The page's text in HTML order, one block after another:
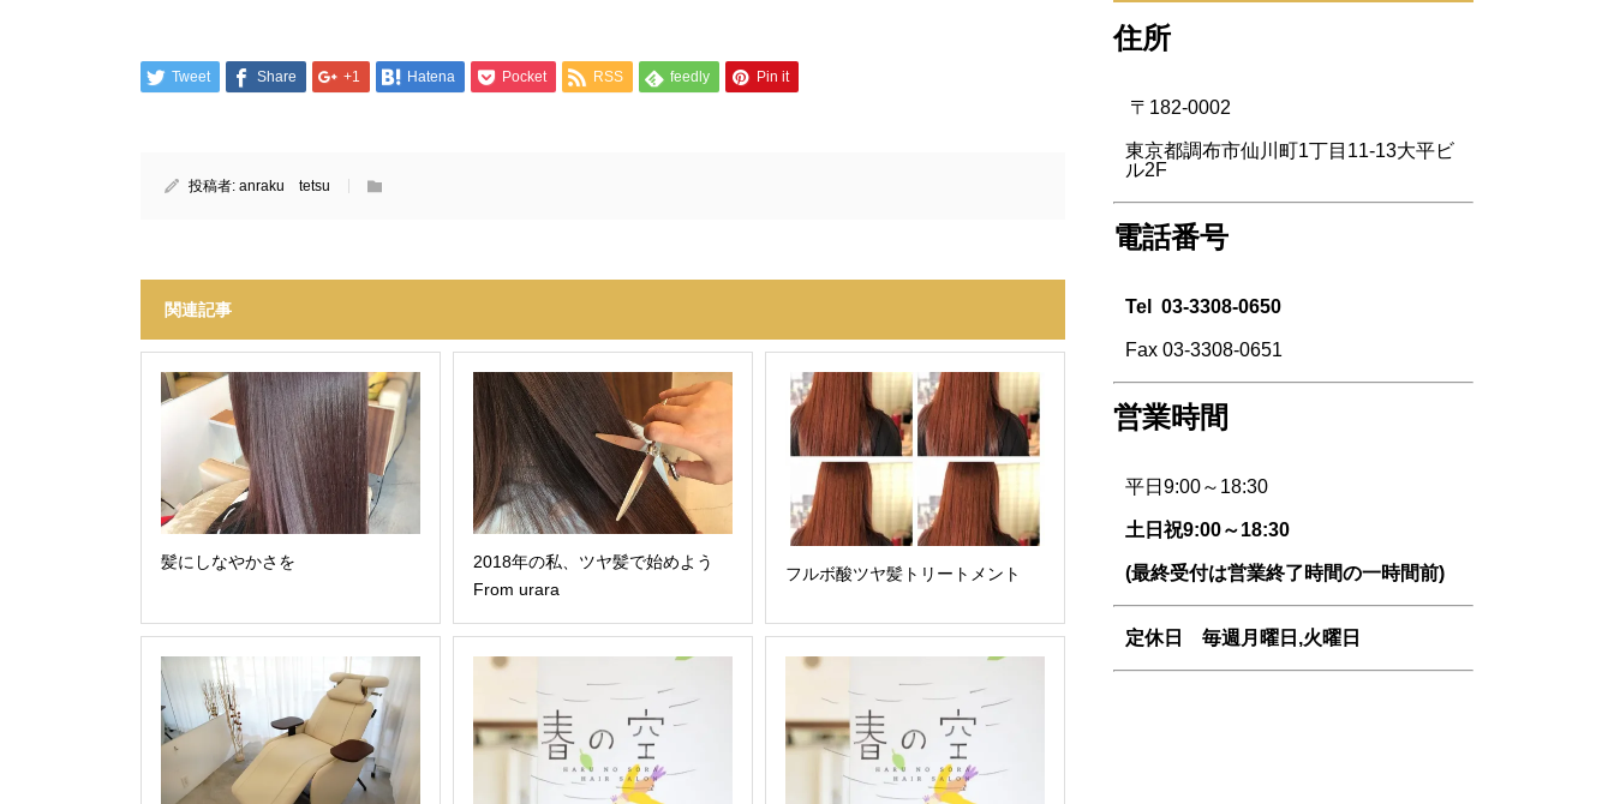
Tweet Share +1 Hatena Pocket RSS feedly Pin it
投稿者: anraku tetsu
関連記事
髪にしなやかさを
2018年の私、ツヤ髪で始めよう
From urara
フルボ酸ツヤ髪トリートメント
住所
〒182-0002
東京都調布市仙川町1丁目11-13大平ビ
ル2F
電話番号
Tel 03-3308-0650
Fax 03-3308-0651
営業時間
平日9:00～18:30
土日祝9:00～18:30
(最終受付は営業終了時間の一時間前)
定休日 毎週 月曜日,火曜日